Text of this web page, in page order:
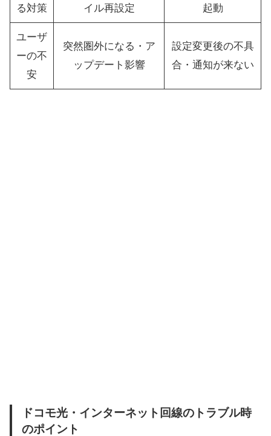
る対策
イル再設定
起動
ユーザ
ーの不
安
突然圏外になる・ア
ップデート影響
設定変更後の不具
合・通知が来ない
ドコモ光・インターネット回線のトラブル時
のポイント